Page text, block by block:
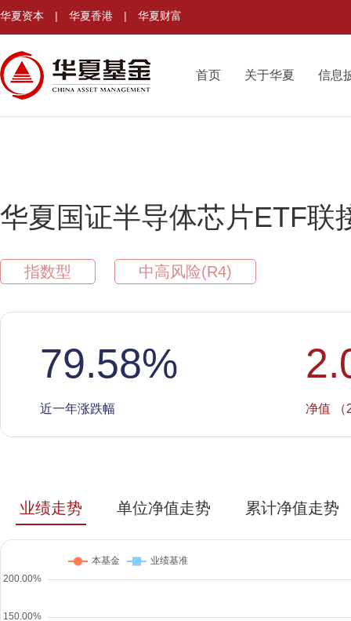
华夏资本 | 华夏香港 | 华夏财富
首页 关于华夏 信息
华夏国证半导体芯片ETF联
指数型 中高风险(R4)
79.58%
近一年涨跌幅 净值 （
业绩走势 单位净值走势 累计净值走势